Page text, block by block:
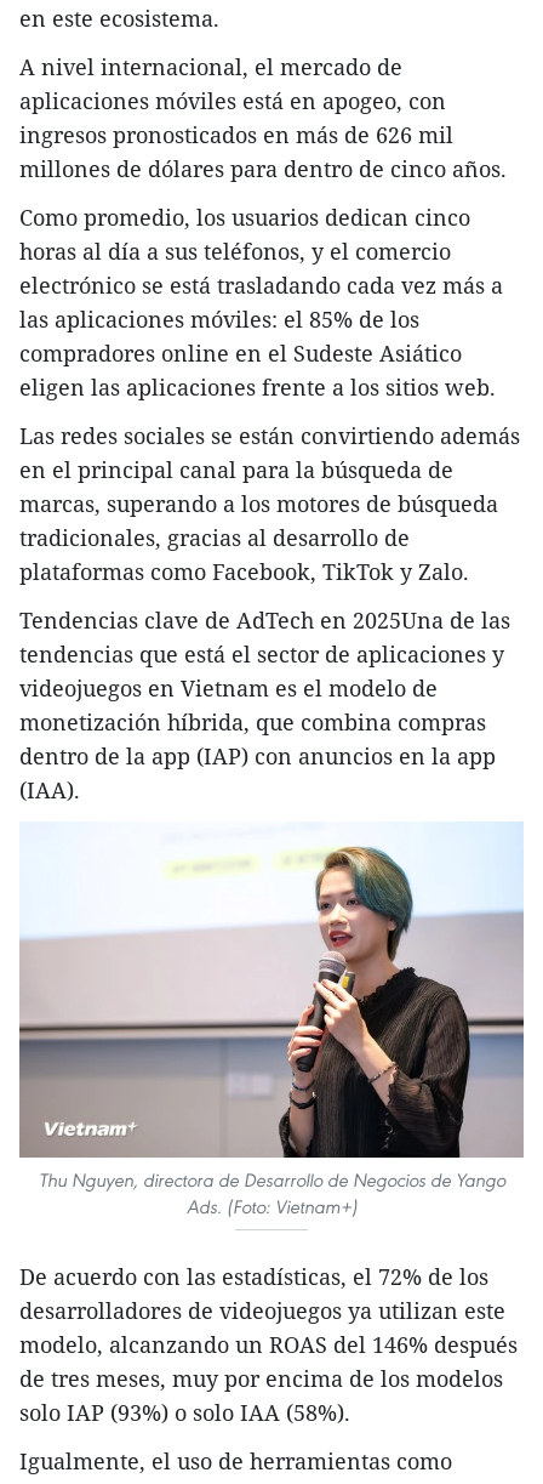
en este ecosistema.
A nivel internacional, el mercado de
aplicaciones móviles está en apogeo, con
ingresos pronosticados en más de 626 mil
millones de dólares para dentro de cinco años.
Como promedio, los usuarios dedican cinco
horas al día a sus teléfonos, y el comercio
electrónico se está trasladando cada vez más a
las aplicaciones móviles: el 85% de los
compradores online en el Sudeste Asiático
eligen las aplicaciones frente a los sitios web.
Las redes sociales se están convirtiendo además
en el principal canal para la búsqueda de
marcas, superando a los motores de búsqueda
tradicionales, gracias al desarrollo de
plataformas como Facebook, TikTok y Zalo.
Tendencias clave de AdTech en 2025Una de las
tendencias que está el sector de aplicaciones y
videojuegos en Vietnam es el modelo de
monetización híbrida, que combina compras
dentro de la app (IAP) con anuncios en la app
(IAA).
Thu Nguyen, directora de Desarrollo de Negocios de Yango
Ads. (Foto: Vietnam+)
De acuerdo con las estadísticas, el 72% de los
desarrolladores de videojuegos ya utilizan este
modelo, alcanzando un ROAS del 146% después
de tres meses, muy por encima de los modelos
solo IAP (93%) o solo IAA (58%).
Igualmente, el uso de herramientas como